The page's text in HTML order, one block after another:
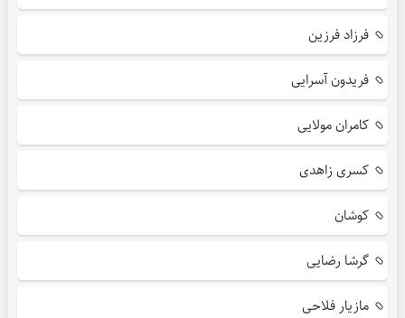
فرزاد فرزین
فریدون آسرایی
کامران مولایی
کسری زاهدی
کوشان
گرشا رضایی
مازیار فلاحی